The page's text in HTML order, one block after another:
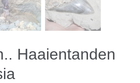
Haaientanden